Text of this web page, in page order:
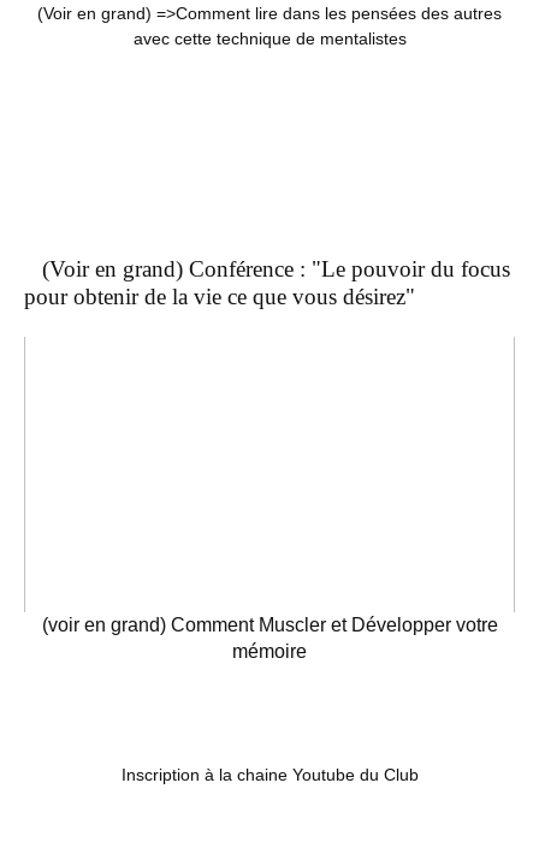
(Voir en grand) =>Comment lire dans les pensées des autres
avec cette technique de mentalistes
(Voir en grand) Conférence : "Le pouvoir du focus
pour obtenir de la vie ce que vous désirez"
(voir en grand) Comment Muscler et Développer votre
mémoire
Inscription à la chaine Youtube du Club